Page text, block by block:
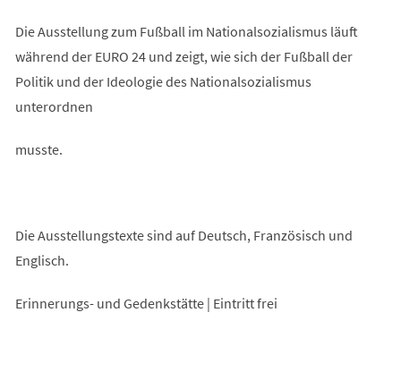
Die Ausstellung zum Fußball im Nationalsozialismus läuft
während der EURO 24 und zeigt, wie sich der Fußball der
Politik und der Ideologie des Nationalsozialismus
unterordnen
musste.
Die Ausstellungstexte sind auf Deutsch, Französisch und
Englisch.
Erinnerungs- und Gedenkstätte | Eintritt frei